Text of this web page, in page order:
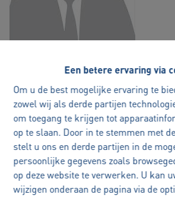
Een betere ervaring via
Om u de best mogelijke ervaring te
zowel wij als derde partijen
om toegang te krijgen tot
op te slaan. Door in te stemmen met
stelt u ons en derde partijen in de
persoonlijke gegevens zoals
op deze website te verwerken. U kan
wijzigen onderaan de pagina via de
Zeer aangename persoon.
en overloopt ook alles zeer grondig!
Glenn Van de Ghoor